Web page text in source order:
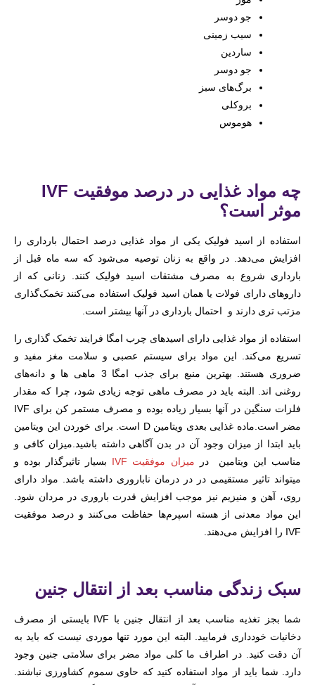
جو دوسر
سیب زمینی
ساردین
جو دوسر
برگ‌های سبز
بروکلی
هوموس
چه مواد غذایی در درصد موفقیت IVF
موثر است؟
استفاده از اسید فولیک یکی از مواد غذایی درصد احتمال بارداری را
افزایش می‌دهد. در واقع به زنان توصیه می‌شود که سه ماه قبل از
بارداری شروع به مصرف مشتقات اسید فولیک کنند. زنانی که از
داروهای دارای فولات یا همان اسید فولیک استفاده می‌کنند تخمک‌گذاری
مزتب تری دارند و احتمال بارداری در آنها بیشتر است.
استفاده از مواد غذایی دارای اسیدهای چرب امگا فرایند تخمک گذاری را
تسریع می‌کند. این مواد برای سیستم عصبی و سلامت مغز مفید و
ضروری هستند. بهترین منبع برای جذب امگا 3 ماهی ها و دانه‌های
روغنی اند. البته باید در مصرف ماهی‌ توجه زیادی شود، چرا که مقدار
فلزات سنگین در آنها بسیار زیاده بوده و مصرف مستمر کن برای IVF
مضر است.ماده غذایی بعدی ویتامین D است. برای خوردن این ویتامین
باید ابتدا از میزان وجود آن در بدن آگاهی داشته باشید.میزان کافی و
مناسب این ویتامین در میزان موفقیت IVF
بسیار تاثیرگذار بوده و
میتواند تاثیر مستقیمی در در درمان ناباروری داشته باشد. مواد دارای
روی، آهن و منیزیم نیز موجب افزایش قدرت باروری در مردان شود.
این مواد معدنی از هسته اسپرم‌ها حفاظت می‌کنند و درصد موفقیت
IVF را افزایش می‌دهند.
سبک زندگی مناسب بعد از انتقال جنین
شما بجز تغذیه مناسب بعد از انتقال جنین با IVF بایستی از مصرف
دخانیات خودداری فرمایید. البته این مورد تنها موردی نیست که باید به
آن دقت کنید. در اطراف ما کلی مواد مضر برای سلامتی جنین وجود
دارد. شما باید از مواد استفاده کنید که حاوی سموم کشاورزی نباشند.